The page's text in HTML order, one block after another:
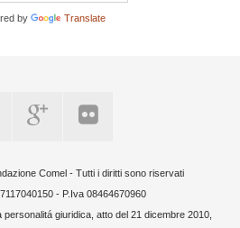
by Translate
Comel - Tutti i diritti sono riservati
- P.Iva 08464670960
giuridica, atto del 21 dicembre 2010,